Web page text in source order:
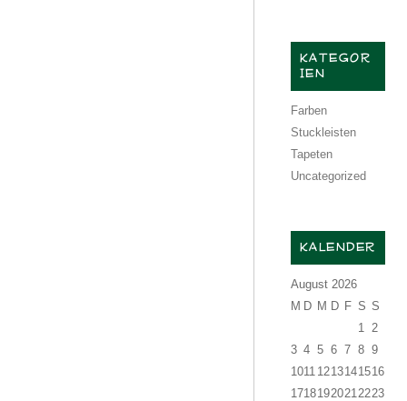
KATEGOR
IEN
Farben
Stuckleisten
Tapeten
Uncategorized
KALENDER
August 2026
M D M D F S S
1
2
3 4 5 6 7 8 9
1011 1213141516
1718192021 2223